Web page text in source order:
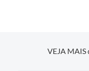
VEJA MAIS